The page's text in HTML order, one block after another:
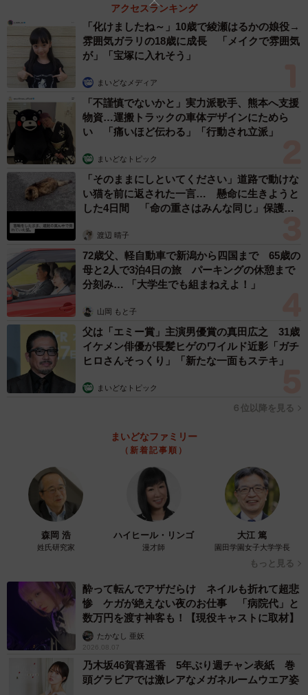
「洋服はたまたま手持ちにあった赤い服を着て行って、ミ
ャクミャクグッズたちははしゃぎすぎて値段を見ずにお買
い物してしまいました笑。万は超えているとは思いますが
すぐに売り切れになったりしていたので、今後お迎えでき
なと感じます！」
ーーこのコーデにおける一番のこだわりは？
「ズバリ『惜しまず身につけること』、『恥ずかしがらな
いこと』です！全力で楽しむことは大事なことだと思うの
ですが、装飾しやすいツインテールを自分でして、ピンを
たくさんつけるようにしてみたりカチューシャやサングラ
スをつけていたり...。
修学旅行の学生さんに『ガチ勢やw』 と言われたりもしま
したが…笑。『大きなお友だちは良かろう〜』と二コニコ
としておりました。笑
ルールを守った上で自分の心が弾む選択をしていきたいで
す！」
「すれ違う時学生さんに『すごい』と言われることが多か
ったです！笑。あとは国内外問わず色んな方から列に並ん
でいる時に『それはどこで買えるの？』と聞かれ、これは
東ゲート側で... これは西ゲート側で...と説明をしていました
各国のパビリオンのスタッフさんからは英語で『ミャクミ
たり、日本人のスタッフさんからも 『実は私もね...』とズ
ボンの裾を上げてこっそり片足ずつ違う赤と青の靴下を履
いていることを教えていただきました。笑」
ーー万博が終わった後も、この「ミャクミャクコーデ」は
続けていく？
アクセスランキング
「化けましたね～」10歳で綾瀬はるかの娘役→
雰囲気ガラリの18歳に成長 「メイクで雰囲気
が」「宝塚に入れそう」
まいどなメディア
「不謹慎でないかと」実力派歌手、熊本へ支援
物資…運搬トラックの車体デザインにためら
い 「痛いほど伝わる」「行動され立派」
まいどなトピック
「そのままにしといてください」道路で動けな
い猫を前に返された一言… 懸命に生きようと
した4日間 「命の重さはみんな同じ」保護団
渡辺 晴子
72歳父、軽自動車で新潟から四国まで 65歳の
母と2人で3泊4日の旅 パーキングの休憩まで
分刻み… 「大学生でも組まねえよ！」
山岡 もと子
父は「エミー賞」主演男優賞の真田広之 31歳
イケメン俳優が長髪ヒゲのワイルド近影「ガチ
ヒロさんそっくり」「新たな一面もステキ」
まいどなトピック
６位以降を見る
まいどなファミリー
（新着記事順）
森岡 浩
姓氏研究家
ハイヒール・リンゴ
漫才師
大江 篤
園田学園女子大学学長
もっと見る
酔って転んでアザだらけ ネイルも折れて超悲
惨 ケガが絶えない夜のお仕事 「病院代」と
数万円を渡す神客も！【現役キャストに取材】
たかなし 亜妖
2026.08.07
乃木坂46賀喜遥香 5年ぶり週チャン表紙 巻
頭グラビアでは激レアなメガネルームウエア姿